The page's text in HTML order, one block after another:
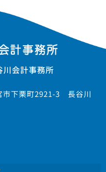
会計事務所
市下栗町2921-3 長谷川